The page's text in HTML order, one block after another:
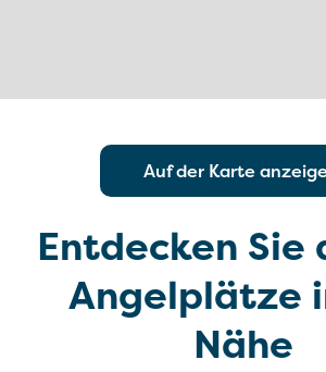
Auf der Karte
Entdecken Sie
Angelplätze
Nähe